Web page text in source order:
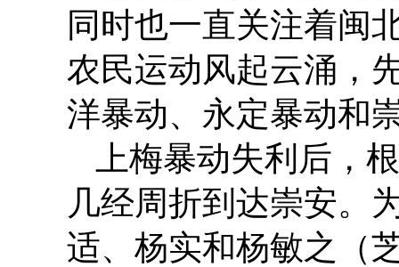
同时也一直关注着闽
农民运动风起云涌，
洋暴动、永定暴动和
上梅暴动失利后，
几经周折到达崇安。
适、杨实和杨敏之（